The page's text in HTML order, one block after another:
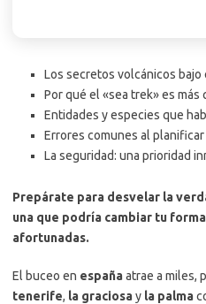
Los secretos volcánicos bajo
Por qué el «sea trek» es más
Entidades y especies que
Errores comunes al
La seguridad: una prioridad
Prepárate para desvelar la
una que podría cambiar tu
afortunadas.
El buceo en españaatrae a miles,
tenerife, la graciosay la palma